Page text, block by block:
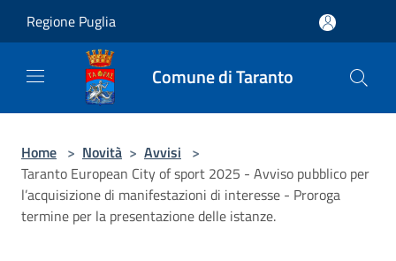
Regione Puglia
Comune di Taranto
Home > Novità > Avvisi >
Taranto European City of sport 2025 - Avviso pubblico per
l’acquisizione di manifestazioni di interesse - Proroga
termine per la presentazione delle istanze.